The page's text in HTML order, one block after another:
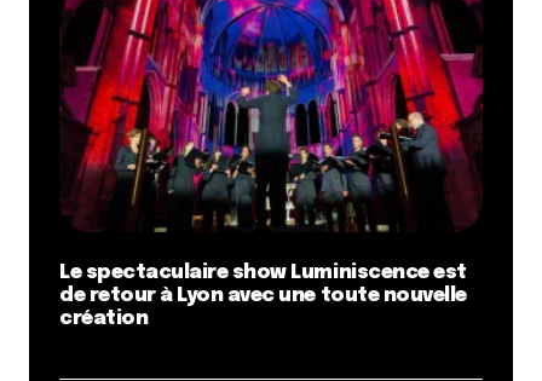
Le spectaculaire show Luminiscence est
de retour à Lyon avec une toute nouvelle
création